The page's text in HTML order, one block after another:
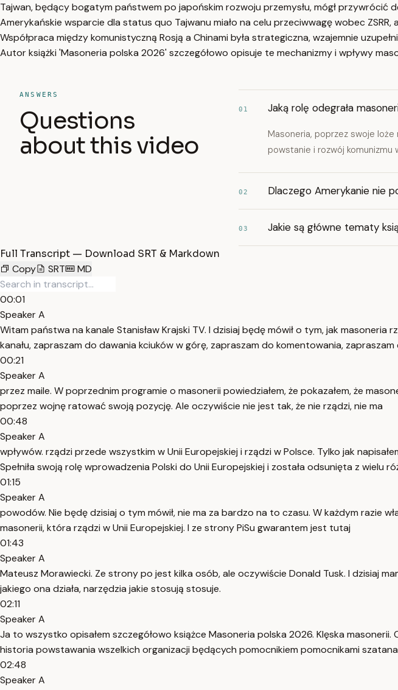
Tajwan, będący bogatym państwem po japońskim rozwoju przemysłu, mógł przywrócić
Amerykańskie wsparcie dla status quo Tajwanu miało na celu przeciwwagę wobec ZSRR,
Współpraca między komunistyczną Rosją a Chinami była strategiczna, wzajemnie
Autor książki 'Masoneria polska 2026' szczegółowo opisuje te mechanizmy i wpływy
ANSWERS
Questions
about this video
01 Jaką rolę odegrała
Masoneria, poprzez swoje
powstanie i rozwój
02 Dlaczego Amerykanie nie
03 Jakie są główne tematy
Full Transcript — Download SRT & Markdown
Copy
SRT MD
00:01
Speaker A
Witam państwa na kanale Stanisław Krajski TV. I dzisiaj będę mówił o tym, jak
kanału, zapraszam do dawania kciuków w górę, zapraszam do komentowania,
00:21
Speaker A
przez maile. W poprzednim programie o masonerii powiedziałem, że pokazałem, że
poprzez wojnę ratować swoją pozycję. Ale oczywiście nie jest tak, że nie rządzi, nie ma
00:48
Speaker A
wpływów. rządzi przede wszystkim w Unii Europejskiej i rządzi w Polsce. Tylko jak
Spełniła swoją rolę wprowadzenia Polski do Unii Europejskiej i została odsunięta z wielu
01:15
Speaker A
powodów. Nie będę dzisiaj o tym mówił, nie ma za bardzo na to czasu. W każdym razie
masonerii, która rządzi w Unii Europejskiej. I ze strony PiSu gwarantem jest tutaj
01:43
Speaker A
Mateusz Morawiecki. Ze strony po jest kilka osób, ale oczywiście Donald Tusk. I dzisiaj
jakiego ona działa, narzędzia jakie stosują stosuje.
02:11
Speaker A
Ja to wszystko opisałem szczegółowo książce Masoneria polska 2026. Klęska
historia powstawania wszelkich organizacji będących pomocnikiem pomocnikami szatana
02:48
Speaker A